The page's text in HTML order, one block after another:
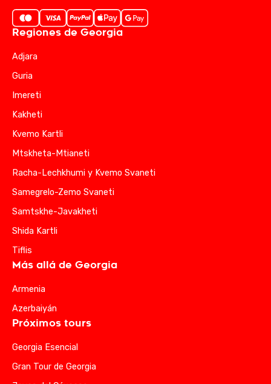
Regiones de Georgia
Adjara
Guria
Imereti
Kakheti
Kvemo Kartli
Mtskheta-Mtianeti
Racha-Lechkhumi y Kvemo Svaneti
Samegrelo-Zemo Svaneti
Samtskhe-Javakheti
Shida Kartli
Tiflis
Más allá de Georgia
Armenia
Azerbaiyán
Próximos tours
Georgia Esencial
Gran Tour de Georgia